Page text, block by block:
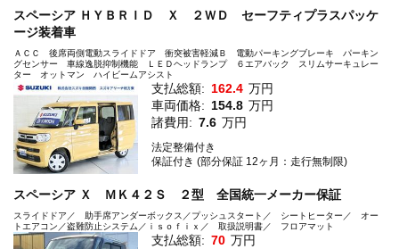
スペーシア ＨＹＢＲＩＤ Ｘ ２ＷＤ セーフティプラスパッケ
ージ装着車
ＡＣＣ 後席両側電動スライドドア 衝突被害軽減Ｂ 電動パーキングブレーキ パーキン
グセンサー 車線逸脱抑制機能 ＬＥＤヘッドランプ ６エアバック スリムサーキュレー
ター オットマン ハイビームアシスト
支払総額: 162.4 万円
車両価格: 154.8 万円
諸費用: 7.6 万円
法定整備付き
保証付き (部分保証 12ヶ月：走行無制限)
スペーシア Ｘ ＭＫ４２Ｓ ２型 全国統一メーカー保証
スライドドア／ 助手席アンダーボックス／プッシュスタート／ シートヒーター／ オー
トエアコン／盗難防止システム／ｉｓｏｆｉｘ／ 取扱説明書／ フロアマット
支払総額: 70 万円